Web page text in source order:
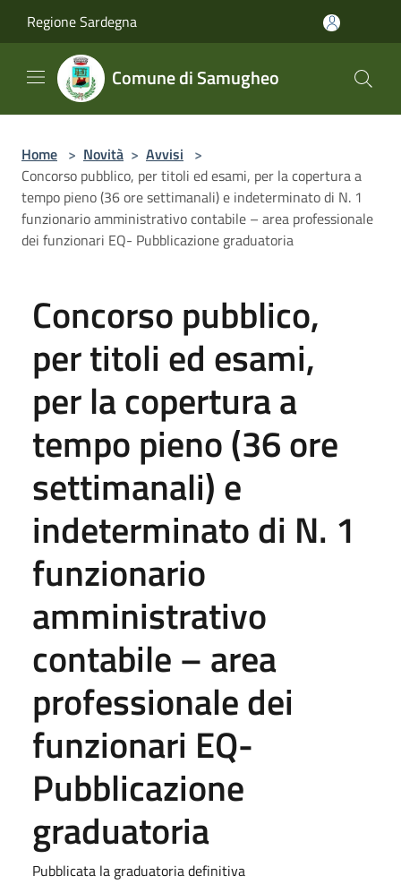
Regione Sardegna
Comune di Samugheo
Home > Novità > Avvisi >
Concorso pubblico, per titoli ed esami, per la copertura a
tempo pieno (36 ore settimanali) e indeterminato di N. 1
funzionario amministrativo contabile – area professionale
dei funzionari EQ- Pubblicazione graduatoria
Concorso pubblico,
per titoli ed esami,
per la copertura a
tempo pieno (36 ore
settimanali) e
indeterminato di N. 1
funzionario
amministrativo
contabile – area
professionale dei
funzionari EQ-
Pubblicazione
graduatoria
Pubblicata la graduatoria definitiva